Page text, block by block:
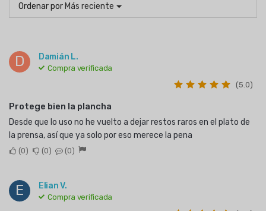
Ordenar por Más reciente
D Damián L.
Compra verificada
(5.0)
Protege bien la plancha
Desde que lo uso no he vuelto a dejar restos raros en el plato de
la prensa, así que ya solo por eso merece la pena
0 0 0
E Elian V.
Compra verificada